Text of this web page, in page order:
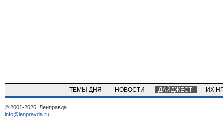
ТЕМЫ ДНЯ НОВОСТИ ДАЙДЖЕСТ ИХ
© 2001-2026, Ленправда
info@lenpravda.ru